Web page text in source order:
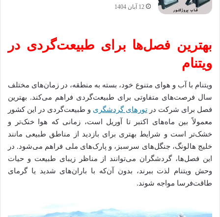
12 آبان 1404
بهترین فصل‌ها برای طبیعت‌گردی در
ویتنام
ویتنام با آب و هوای متنوع خود، بسته به منطقه، در زمان‌های مختلف
سال فرصت‌های متفاوتی برای طبیعت‌گردی فراهم می‌کند. بهترین
فصل برای شرکت در تورهای گردشگری و طبیعت‌گردی در این کشور
معمولاً بین ماه‌های اکتبر تا آوریل است، زمانی که هوا خنک‌تر و
خشک‌تر است و شرایط بهتری برای بازدید از مناطق طبیعی مانند
خلیج هالونگ، جنگل‌های سرسبز، و پارک‌های ملی فراهم می‌شود. در
این فصل‌ها، گردشگران می‌توانند از مناظر زیبای طبیعت و حیات
وحش ویتنام لذت ببرند، بدون آن‌که با باران‌های شدید یا گرمای
طاقت‌فرسا مواجه شوند.